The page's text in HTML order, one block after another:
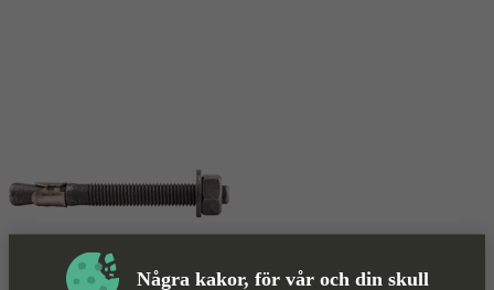
Några kakor, för vår och din skull